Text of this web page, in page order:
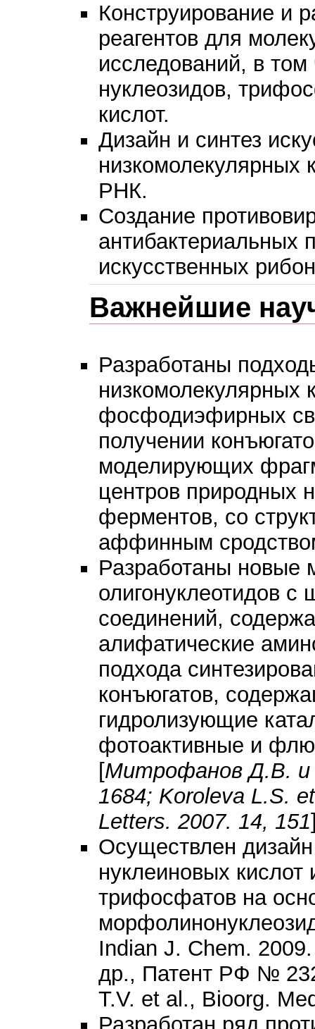
Конструирование и
реагентов для
исследований, в
нуклеозидов,
кислот.
Дизайн и синтез
низкомолекулярных
РНК.
Создание
антибактериальных
искусственных
Важнейшие
Разработаны
низкомолекулярных
фосфодиэфирных
получении
моделирующих
центров природных
ферментов, со
аффинным
Разработаны новые
олигонуклеотидов с
соединений,
алифатические
подхода
конъюгатов,
гидролизующие
фотоактивные и
[Митрофанов Д.В. и
1684; Koroleva L.S.
Letters. 2007. 14, 151
Осуществлен
нуклеиновых
трифосфатов на
Indian J. Chem.
др., Патент РФ №
T.V. et al., Bioorg.